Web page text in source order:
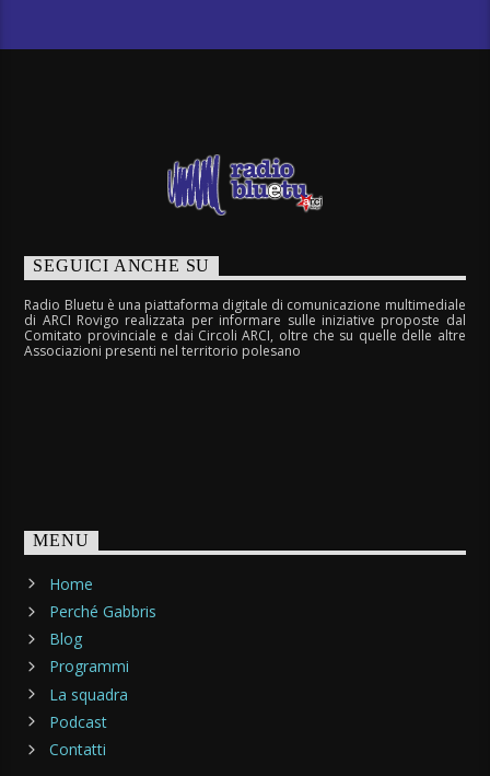
RESISTE
SEGUICI ANCHE SU
Radio Bluetu è una piattaforma digitale di comunicazione multimediale
di ARCI Rovigo realizzata per informare sulle iniziative proposte dal
Comitato provinciale e dai Circoli ARCI, oltre che su quelle delle altre
Associazioni presenti nel territorio polesano
MENU
Home
Perché Gabbris
Blog
Programmi
La squadra
Podcast
Contatti